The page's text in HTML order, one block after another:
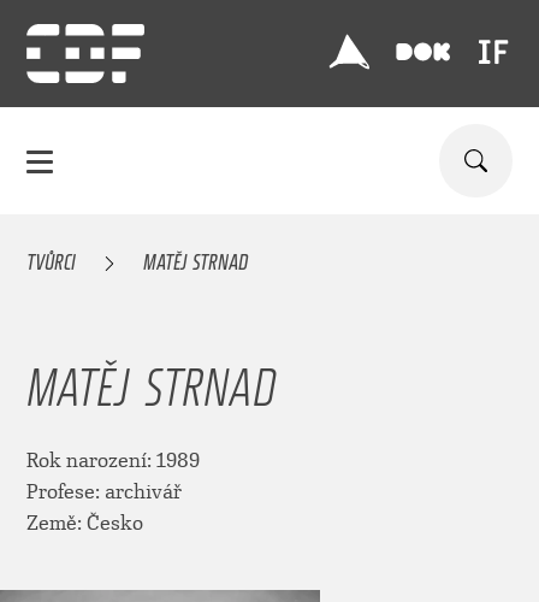
TVŮRCI MATĚJ STRNAD
MATĚJ STRNAD
Rok narození: 1989
Profese: archivář
Země: Česko